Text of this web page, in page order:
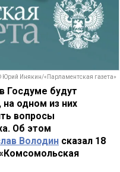
Юрий Инякин/«Парламентская газета»
Госдуме будут
одном из них
вопросы
Об этом
Володин сказал 18